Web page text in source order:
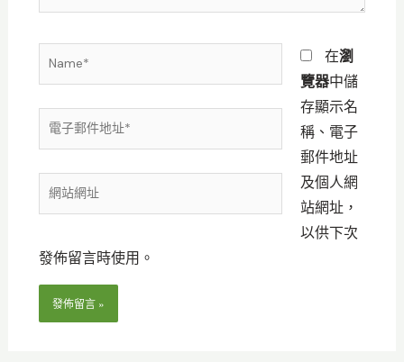
容...
Name*
電
子
郵
件
地
址
*
網
站
址
在瀏
覽器中儲
存顯示名
稱、電子
郵件地址
及個人網
站網址，
以供下次
發佈留言時使用。